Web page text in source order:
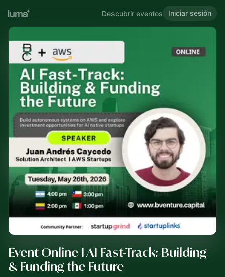
Descubrir eventos Iniciar sesión
Event Online I AI Fast-Track: Building
& Funding the Future